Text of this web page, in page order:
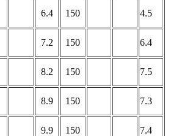
6.4 150 4.5
7.2 150 6.4
8.2 150 7.5
8.9 150 7.3
9.9 150 7.4